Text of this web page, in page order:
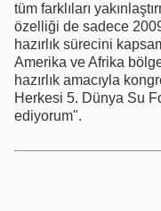
tüm farklıları
özelliği de sadece 2009
hazırlık sürecini
Amerika ve Afrika
hazırlık amacıyla
Herkesi 5. Dünya Su
ediyorum".